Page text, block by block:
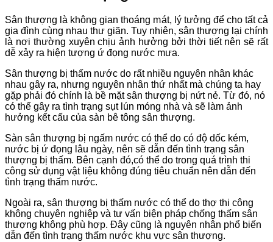
Sân thượng là không gian thoáng mát, lý tưởng để cho tất cả
gia đình cùng nhau thư giãn. Tuy nhiên, sân thượng lại chính
là nơi thường xuyên chịu ảnh hưởng bởi thời tiết nên sẽ rất
dễ xảy ra hiện tượng ứ đọng nước mưa.
Sân thượng bị thấm nước do rất nhiều nguyên nhân khác
nhau gây ra, nhưng nguyên nhân thứ nhất mà chúng ta hay
gặp phải đó chính là bề mặt sân thượng bị nứt nẻ. Từ đó, nó
có thể gây ra tình trạng sụt lún móng nhà và sẽ làm ảnh
hưởng kết cấu của sàn bê tông sân thượng.
Sàn sân thượng bị ngấm nước có thể do có độ dốc kém,
nước bị ứ đọng lâu ngày, nên sẽ dẫn đến tình trạng sân
thượng bị thấm. Bên cạnh đó,có thể do trong quá trình thi
công sử dụng vật liệu không đúng tiêu chuẩn nên dẫn đến
tình trạng thấm nước.
Ngoài ra, sân thượng bị thấm nước có thể do thợ thi công
không chuyên nghiệp và tư vấn biện pháp chống thấm sân
thượng không phù hợp. ​​​​Đây cũng là nguyên nhân phổ biến
dẫn đến tình trạng thấm nước khu vực sân thượng.